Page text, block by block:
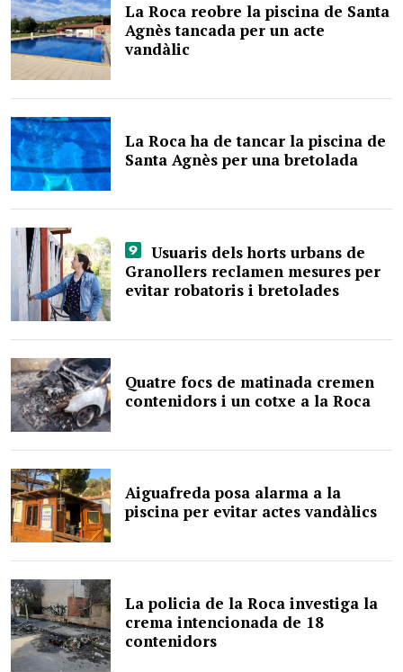
La Roca reobre la piscina de Santa
Agnès tancada per un acte
vandàlic
La Roca ha de tancar la piscina de
Santa Agnès per una bretolada
Usuaris dels horts urbans de
Granollers reclamen mesures per
evitar robatoris i bretolades
Quatre focs de matinada cremen
contenidors i un cotxe a la Roca
Aiguafreda posa alarma a la
piscina per evitar actes vandàlics
La policia de la Roca investiga la
crema intencionada de 18
contenidors